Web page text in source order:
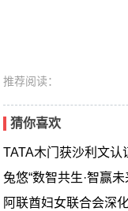
推荐阅读：
猜你喜欢
TATA木门获沙利文认
兔悠“数智共生·智赢
阿联酋妇女联合会深